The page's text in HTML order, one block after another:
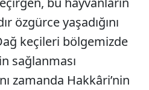
özgürce yaşadığını
keçileri bölgemizde
sağlanması
zamanda Hakkâri’nin